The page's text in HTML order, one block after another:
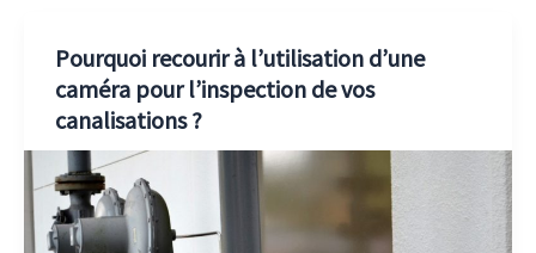
Pourquoi recourir à l’utilisation d’une
caméra pour l’inspection de vos
canalisations ?